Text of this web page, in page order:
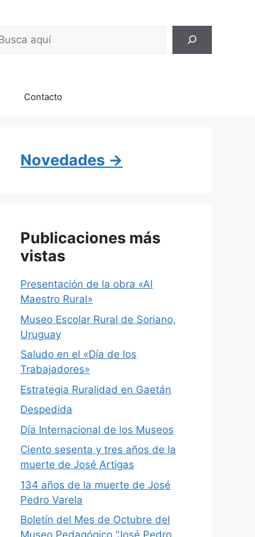
Contacto
Novedades →
Publicaciones más
vistas
Presentación de la obra «Al
Maestro Rural»
Museo Escolar Rural de Soriano,
Uruguay
Saludo en el «Día de los
Trabajadores»
Estrategia Ruralidad en Gaetán
Despedida
Día Internacional de los Museos
Ciento sesenta y tres años de la
muerte de José Artigas
134 años de la muerte de José
Pedro Varela
Boletín del Mes de Octubre del
Museo Pedagógico “José Pedro